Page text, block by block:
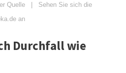
Quelle | Sehen Sie sich die
an
Durchfall wie